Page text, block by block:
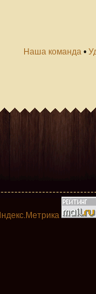
Наша команда •